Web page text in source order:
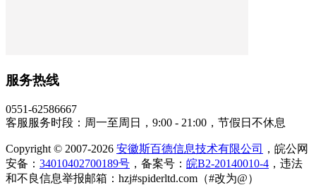
服务热线
0551-62586667
客服服务时段：周一至周日，9:00 - 21:00，节假日不休息
Copyright © 2007-2026 安徽斯百德信息技术有限公司
，皖公网
安备： 34010402700189号 ，备案号： 皖B2-20140010-4 ，违法
和不良信息举报邮箱：hzj#spiderltd.com（#改为@）